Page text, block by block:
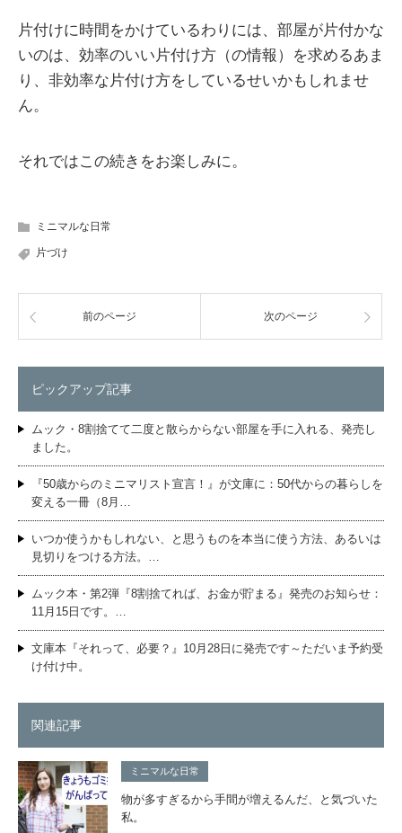
片付けに時間をかけているわりには、部屋が片付かな
いのは、効率のいい片付け方（の情報）を求めるあま
り、非効率な片付け方をしているせいかもしれませ
ん。
それではこの続きをお楽しみに。
ミニマルな日常
片づけ
前のページ 次のページ
ピックアップ記事
ムック・8割捨てて二度と散らからない部屋を手に入れる、発売し
ました。
『50歳からのミニマリスト宣言！』が文庫に：50代からの暮らしを
変える一冊（8月…
いつか使うかもしれない、と思うものを本当に使う方法、あるいは
見切りをつける方法。…
ムック本・第2弾『8割捨てれば、お金が貯まる』発売のお知らせ：
11月15日です。…
文庫本『それって、必要？』10月28日に発売です～ただいま予約受
け付け中。
関連記事
ミニマルな日常
物が多すぎるから手間が増えるんだ、と気づいた
私。